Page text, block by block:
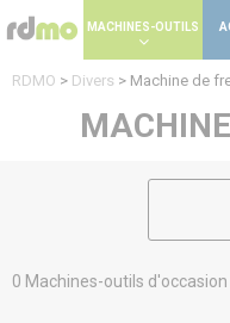
MACHINES-OUTILS
RDMO > Divers > Machine de
0 Machines-outils d'occasion